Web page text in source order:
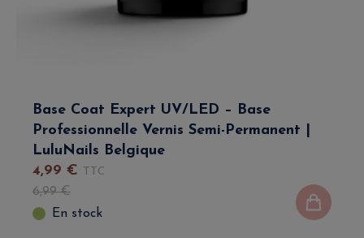
Base Coat Expert UV/LED – Base
Professionnelle Vernis Semi-Permanent |
LuluNails Belgique
4,99 € TTC
6,99€
En stock